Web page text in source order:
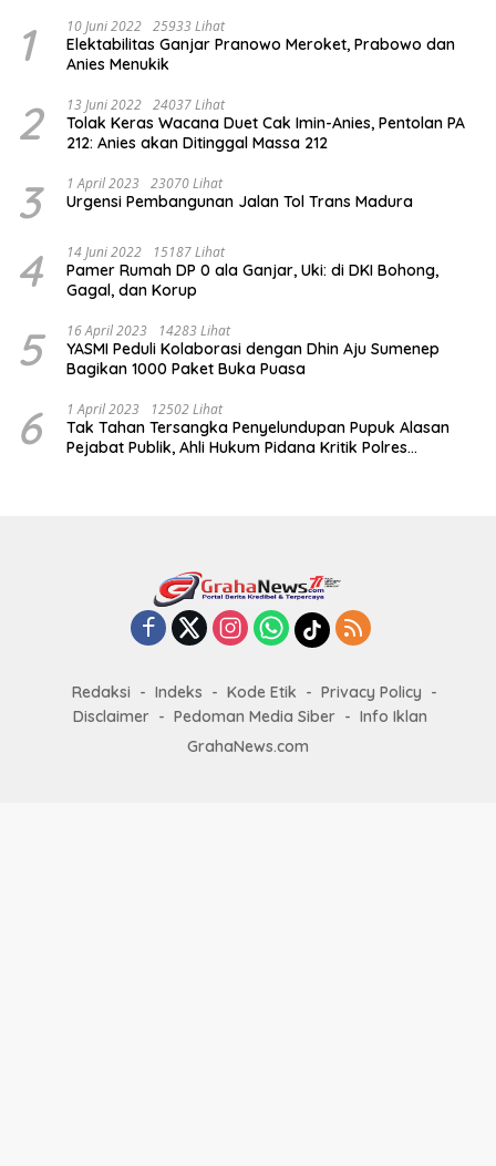
1 10 Juni 2022 25933 Lihat
Elektabilitas Ganjar Pranowo Meroket, Prabowo dan
Anies Menukik
2 13 Juni 2022 24037 Lihat
Tolak Keras Wacana Duet Cak Imin-Anies, Pentolan PA
212: Anies akan Ditinggal Massa 212
3 1 April 2023 23070 Lihat
Urgensi Pembangunan Jalan Tol Trans Madura
4 14 Juni 2022 15187 Lihat
Pamer Rumah DP 0 ala Ganjar, Uki: di DKI Bohong,
Gagal, dan Korup
5 16 April 2023 14283 Lihat
YASMI Peduli Kolaborasi dengan Dhin Aju Sumenep
Bagikan 1000 Paket Buka Puasa
6 1 April 2023 12502 Lihat
Tak Tahan Tersangka Penyelundupan Pupuk Alasan
Pejabat Publik, Ahli Hukum Pidana Kritik Polres
Redaksi Indeks Kode Etik
Privacy Policy
Disclaimer
Pedoman Media Siber
Info Iklan
GrahaNews.com